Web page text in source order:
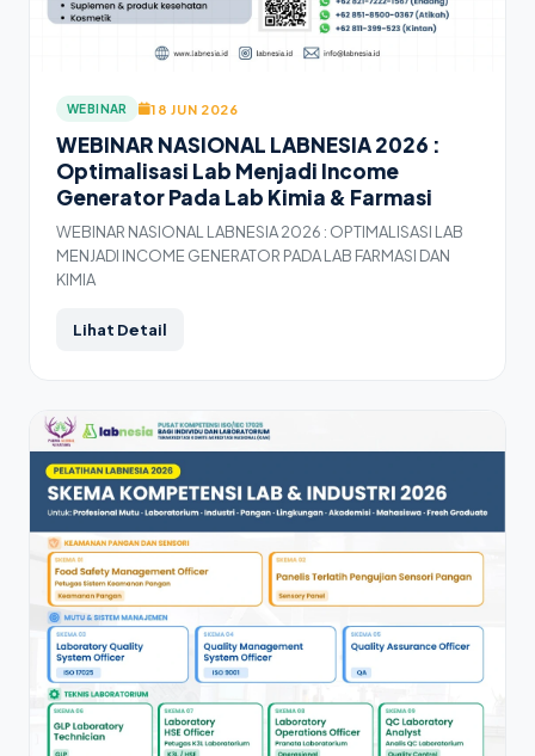
WEBINAR 18 JUN 2026
WEBINAR NASIONAL LABNESIA 2026 :
Optimalisasi Lab Menjadi Income
Generator Pada Lab Kimia & Farmasi
WEBINAR NASIONAL LABNESIA 2026 : OPTIMALISASI LAB
MENJADI INCOME GENERATOR PADA LAB FARMASI DAN
KIMIA
Lihat Detail